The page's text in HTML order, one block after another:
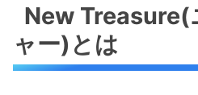
New Treasure(
ャー)とは